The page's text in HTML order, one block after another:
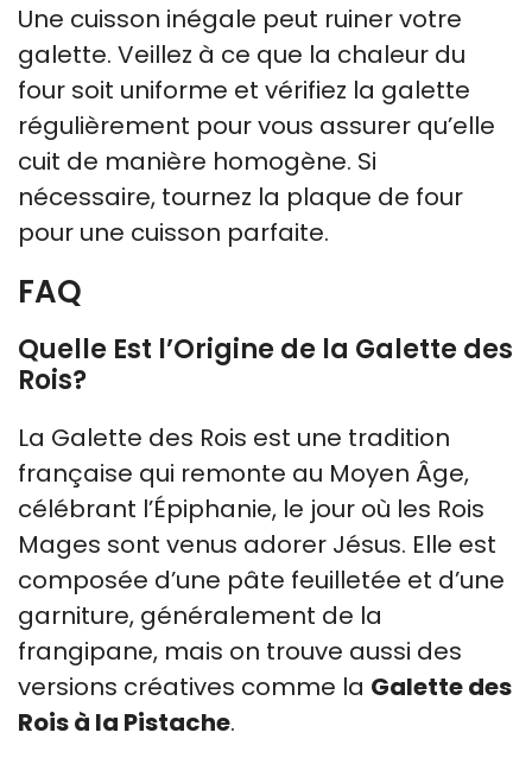
Une cuisson inégale peut ruiner votre
galette. Veillez à ce que la chaleur du
four soit uniforme et vérifiez la galette
régulièrement pour vous assurer qu’elle
cuit de manière homogène. Si
nécessaire, tournez la plaque de four
pour une cuisson parfaite.
FAQ
Quelle Est l’Origine de la Galette des
Rois?
La Galette des Rois est une tradition
française qui remonte au Moyen Âge,
célébrant l’Épiphanie, le jour où les Rois
Mages sont venus adorer Jésus. Elle est
composée d’une pâte feuilletée et d’une
garniture, généralement de la
frangipane, mais on trouve aussi des
versions créatives comme la Galette des
Rois à la Pistache.